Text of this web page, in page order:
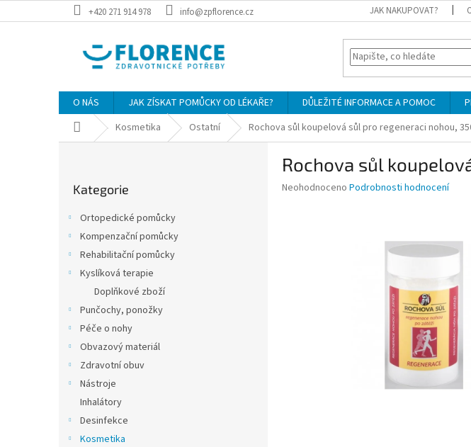
na
+420 271 914 978 info@zpflorence.cz JAK NAKUPOVAT?
O NÁS JAK ZÍSKAT POMŮCKY OD LÉKAŘE? DŮLEŽITÉ INFORMACE A POMOC
Domů Kosmetika Ostatní Rochova sůl koupelová sůl pro regeneraci nohou,
kategorie
Kategorie
Ortopedické pomůcky
Kompenzační pomůcky
Rehabilitační pomůcky
Kyslíková terapie
Doplňkové zboží
Punčochy, ponožky
Péče o nohy
Obvazový materiál
Zdravotní obuv
Nástroje
Inhalátory
Desinfekce
Kosmetika
Rochova sůl
Průměrné
Neohodnoceno Podrobnosti hodnocení